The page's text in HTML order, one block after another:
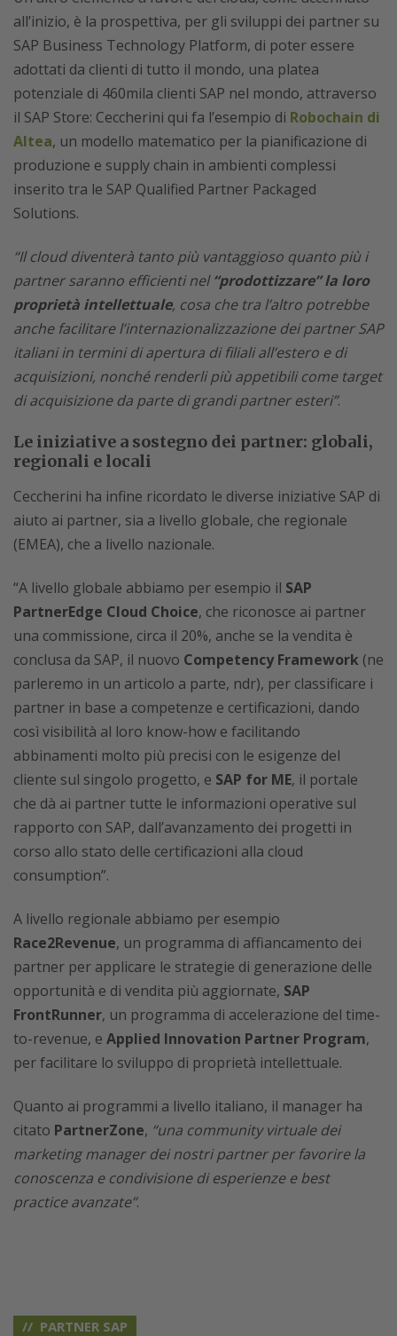
all’inizio, è la prospettiva, per gli sviluppi dei partner su
SAP Business Technology Platform, di poter essere
adottati da clienti di tutto il mondo, una platea
potenziale di 460mila clienti SAP nel mondo, attraverso
il SAP Store: Ceccherini qui fa l’esempio di Robochain di
Altea, un modello matematico per la pianificazione di
produzione e supply chain in ambienti complessi
inserito tra le SAP Qualified Partner Packaged
Solutions.
“Il cloud diventerà tanto più vantaggioso quanto più i
partner saranno efficienti nel“prodottizzare” la loro
proprietà intellettuale, cosa che tra l’altro potrebbe
anche facilitare l’internazionalizzazione dei partner SAP
italiani in termini di apertura di filiali all’estero e di
acquisizioni, nonché renderli più appetibili come target
di acquisizione da parte di grandi partner esteri”.
Le iniziative a sostegno dei partner: globali,
regionali e locali
Ceccherini ha infine ricordato le diverse iniziative SAP di
aiuto ai partner, sia a livello globale, che regionale
(EMEA), che a livello nazionale.
“A livello globale abbiamo per esempio il SAP
PartnerEdge Cloud Choice, che riconosce ai partner
una commissione, circa il 20%, anche se la vendita è
conclusa da SAP, il nuovo Competency Framework (ne
parleremo in un articolo a parte, ndr), per classificare i
partner in base a competenze e certificazioni, dando
così visibilità al loro know-how e facilitando
abbinamenti molto più precisi con le esigenze del
cliente sul singolo progetto, e SAP for ME, il portale
che dà ai partner tutte le informazioni operative sul
rapporto con SAP, dall’avanzamento dei progetti in
corso allo stato delle certificazioni alla cloud
consumption”.
A livello regionale abbiamo per esempio
Race2Revenue, un programma di affiancamento dei
partner per applicare le strategie di generazione delle
opportunità e di vendita più aggiornate, SAP
FrontRunner, un programma di accelerazione del time-
to-revenue, e Applied Innovation Partner Program,
per facilitare lo sviluppo di proprietà intellettuale.
Quanto ai programmi a livello italiano, il manager ha
citato PartnerZone, “una community virtuale dei
marketing manager dei nostri partner per favorire la
conoscenza e condivisione di esperienze e best
practice avanzate”.
PARTNER SAP